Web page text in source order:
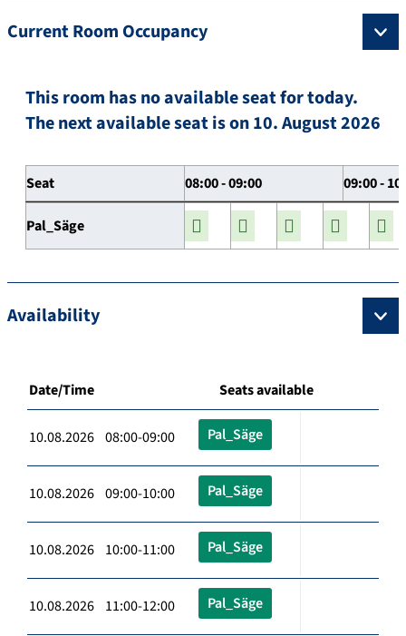
Current Room Occupancy
This room has no available seat for today.
The next available seat is on 10. August 2026
Seat 08:00 - 09:00 09:00 -
Pal_Säge
Availability
Date/Time Seats available
10.08.2026 08:00-09:00 Pal_Säge
10.08.2026 09:00-10:00 Pal_Säge
10.08.2026 10:00-11:00 Pal_Säge
10.08.2026 11:00-12:00 Pal_Säge